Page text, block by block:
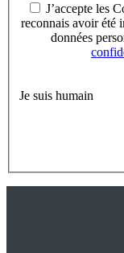
J’accepte les
reconnais avoir été
données
Je suis humain